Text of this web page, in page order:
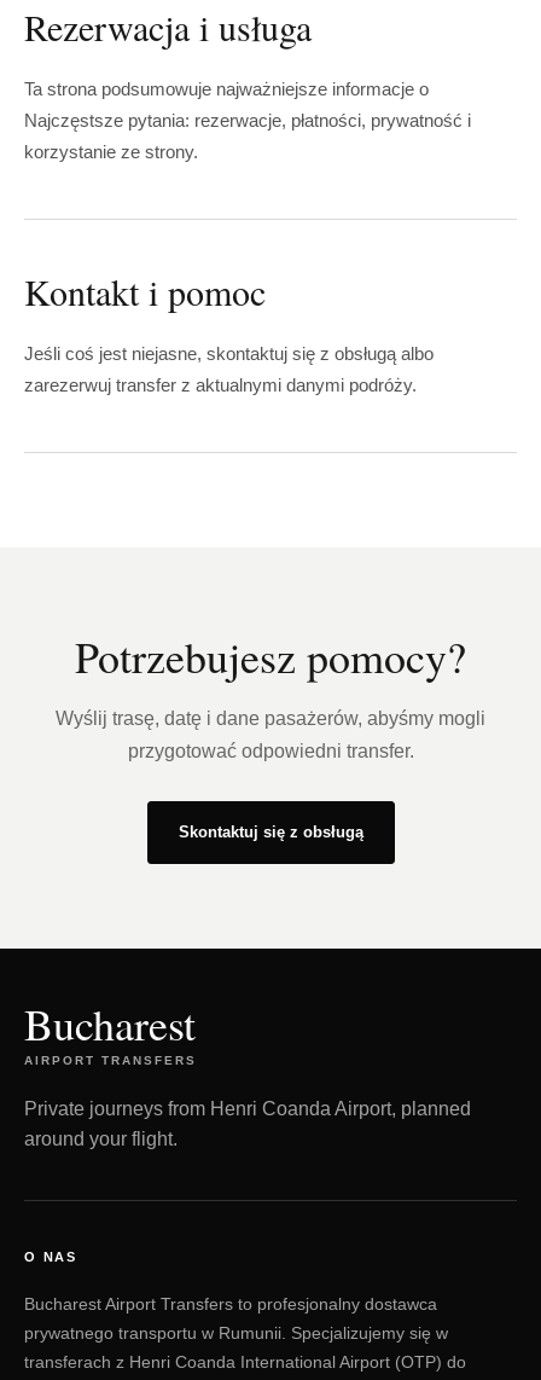
Rezerwacja i usługa
Ta strona podsumowuje najważniejsze informacje o
Najczęstsze pytania: rezerwacje, płatności, prywatność i
korzystanie ze strony.
Kontakt i pomoc
Jeśli coś jest niejasne, skontaktuj się z obsługą albo
zarezerwuj transfer z aktualnymi danymi podróży.
Potrzebujesz pomocy?
Wyślij trasę, datę i dane pasażerów, abyśmy mogli
przygotować odpowiedni transfer.
Skontaktuj się z obsługą
Bucharest
AIRPORT TRANSFERS
Private journeys from Henri Coanda Airport, planned
around your flight.
O NAS
Bucharest Airport Transfers to profesjonalny dostawca
prywatnego transportu w Rumunii. Specjalizujemy się w
transferach z Henri Coanda International Airport (OTP) do